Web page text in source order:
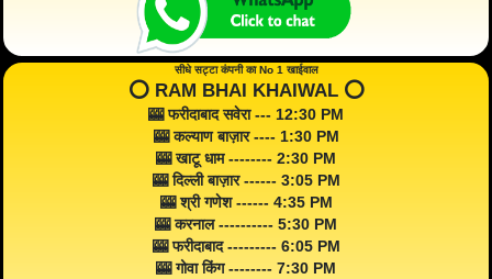
सीधे सट्टा कंपनी का No 1 खाईवाल
⭕️ RAM BHAI KHAIWAL ⭕️
🎰 फरीदाबाद सवेरा --- 12:30 PM
🎰 कल्याण बाज़ार ---- 1:30 PM
🎰 खाटू धाम -------- 2:30 PM
🎰 दिल्ली बाज़ार ------ 3:05 PM
🎰 श्री गणेश ------ 4:35 PM
🎰 करनाल ---------- 5:30 PM
🎰 फरीदाबाद --------- 6:05 PM
🎰 गोवा किंग -------- 7:30 PM